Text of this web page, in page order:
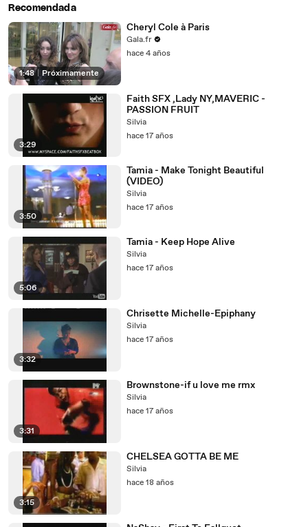
Recomendada
1:48 Próximamente
Cheryl Cole à Paris
Gala.fr
hace 4 años
3:29
Faith SFX ,Lady NY,MAVERIC -
PASSION FRUIT
Silvia
hace 17 años
3:50
Tamia - Make Tonight Beautiful
(VIDEO)
Silvia
hace 17 años
5:06
Tamia - Keep Hope Alive
Silvia
hace 17 años
3:32
Chrisette Michelle-Epiphany
Silvia
hace 17 años
3:31
Brownstone-if u love me rmx
Silvia
hace 17 años
3:15
CHELSEA GOTTA BE ME
Silvia
hace 18 años